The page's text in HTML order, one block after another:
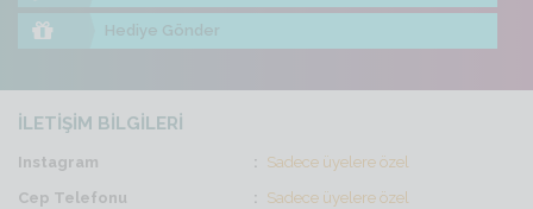
Hediye Gönder
İLETİŞİM BİLGİLERİ
Instagram
Sadece üyelere özel
Cep Telefonu
Sadece üyelere özel